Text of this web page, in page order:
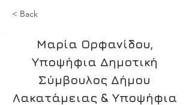
< Back
Μαρία Ορφανίδου,
Υποψήφια Δημοτική
Σύμβουλος Δήμου
Λακατάμειας & Υποψήφια